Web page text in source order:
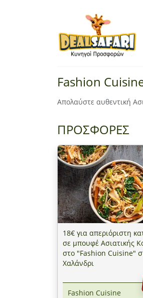
Fashion
Απολαύστε αυθεντική
ΠΡΟΣΦΟΡΕΣ
18€ για απεριόριστη
σε μπουφέ Ασιατικής
στο "Fashion Cuisine"
Χαλάνδρι
Fashion Cuisine